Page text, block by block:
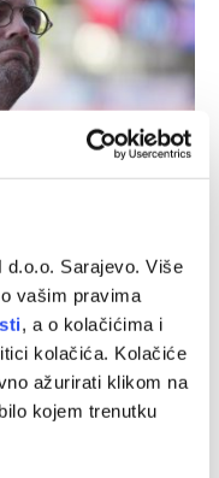
d.o.o. Sarajevo. Više
vašim pravima
, a o kolačićima i
kolačića. Kolačiće
ažurirati klikom na
kojem trenutku